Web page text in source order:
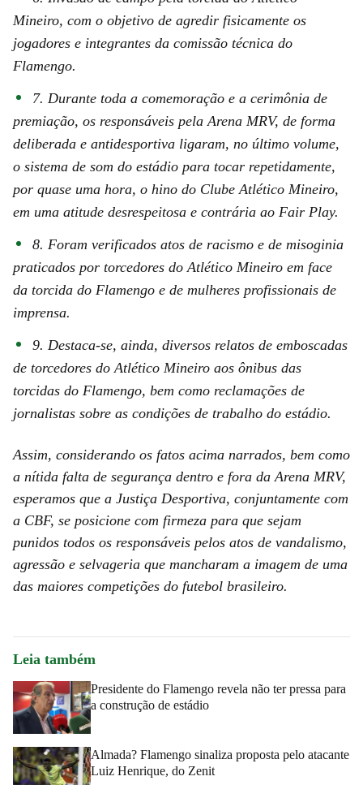
Mineiro, com o objetivo de agredir fisicamente os
jogadores e integrantes da comissão técnica do
Flamengo.
7. Durante toda a comemoração e a cerimônia de
premiação, os responsáveis pela Arena MRV, de forma
deliberada e antidesportiva ligaram, no último volume,
o sistema de som do estádio para tocar repetidamente,
por quase uma hora, o hino do Clube Atlético Mineiro,
em uma atitude desrespeitosa e contrária ao Fair Play.
8. Foram verificados atos de racismo e de misoginia
praticados por torcedores do Atlético Mineiro em face
da torcida do Flamengo e de mulheres profissionais de
imprensa.
9. Destaca-se, ainda, diversos relatos de emboscadas
de torcedores do Atlético Mineiro aos ônibus das
torcidas do Flamengo, bem como reclamações de
jornalistas sobre as condições de trabalho do estádio.
Assim, considerando os fatos acima narrados, bem como
a nítida falta de segurança dentro e fora da Arena MRV,
esperamos que a Justiça Desportiva, conjuntamente com
a CBF, se posicione com firmeza para que sejam
punidos todos os responsáveis pelos atos de vandalismo,
agressão e selvageria que mancharam a imagem de uma
das maiores competições do futebol brasileiro.
Leia também
Presidente do Flamengo revela não ter pressa para
a construção de estádio
Almada? Flamengo sinaliza proposta pelo atacante
Luiz Henrique, do Zenit